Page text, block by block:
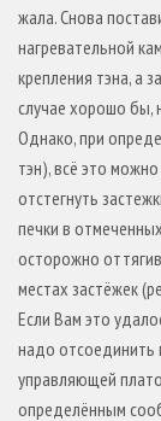
жала. Снова
нагревательной
крепления тэна, а
случае хорошо бы,
Однако, при
тэн), всё это
отстегнуть
печки в
осторожно
местах застёжек
Если Вам это
надо отсоединить
управляющей
определённым